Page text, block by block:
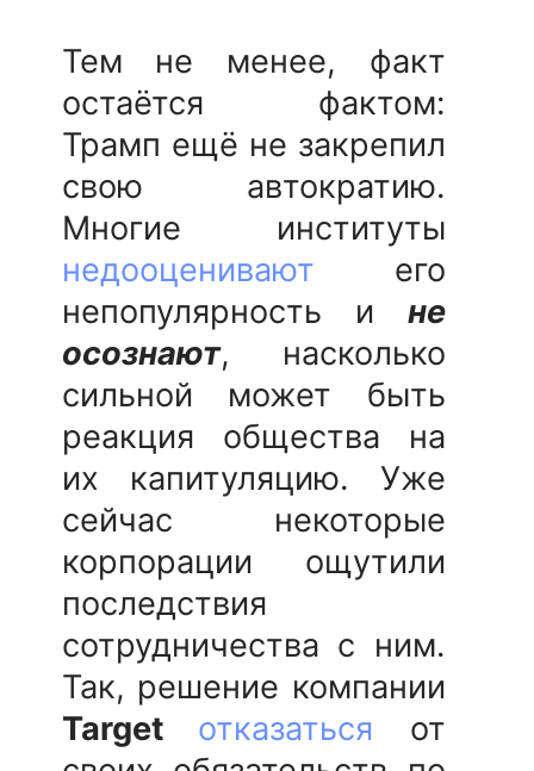
Тем не менее, факт
остаётся фактом:
Трамп ещё не закрепил
свою автократию.
Многие институты
недооценивают его
непопулярность и не
осознают, насколько
сильной может быть
реакция общества на
их капитуляцию. Уже
сейчас некоторые
корпорации ощутили
последствия
сотрудничества с ним.
Так, решение компании
Target отказаться от